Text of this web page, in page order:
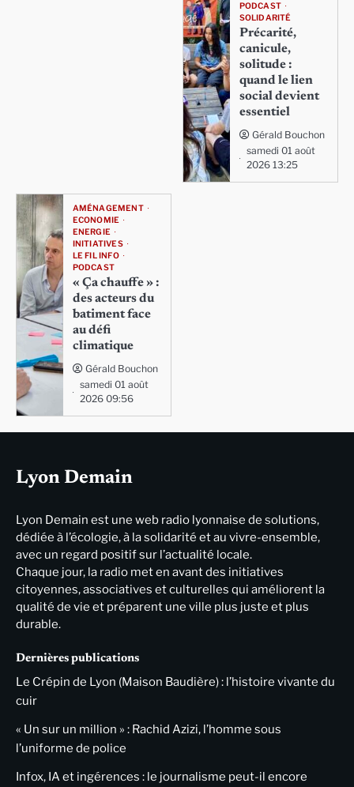
PODCAST
SOLIDARITÉ
Précarité,
canicule,
solitude :
quand le lien
social devient
essentiel
Gérald Bouchon
samedi 01 août
2026 13:25
AMÉNAGEMENT
ECONOMIE
ENERGIE
INITIATIVES
LE FIL INFO
PODCAST
« Ça chauffe » :
des acteurs du
batiment face
au défi
climatique
Gérald Bouchon
samedi 01 août
2026 09:56
Lyon Demain
Lyon Demain est une web radio lyonnaise de solutions,
dédiée à l’écologie, à la solidarité et au vivre-ensemble,
avec un regard positif sur l’actualité locale.
Chaque jour, la radio met en avant des initiatives
citoyennes, associatives et culturelles qui améliorent la
qualité de vie et préparent une ville plus juste et plus
durable.
Dernières publications
Le Crépin de Lyon (Maison Baudière) : l’histoire vivante du
cuir
« Un sur un million » : Rachid Azizi, l’homme sous
l’uniforme de police
Infox, IA et ingérences : le journalisme peut-il encore